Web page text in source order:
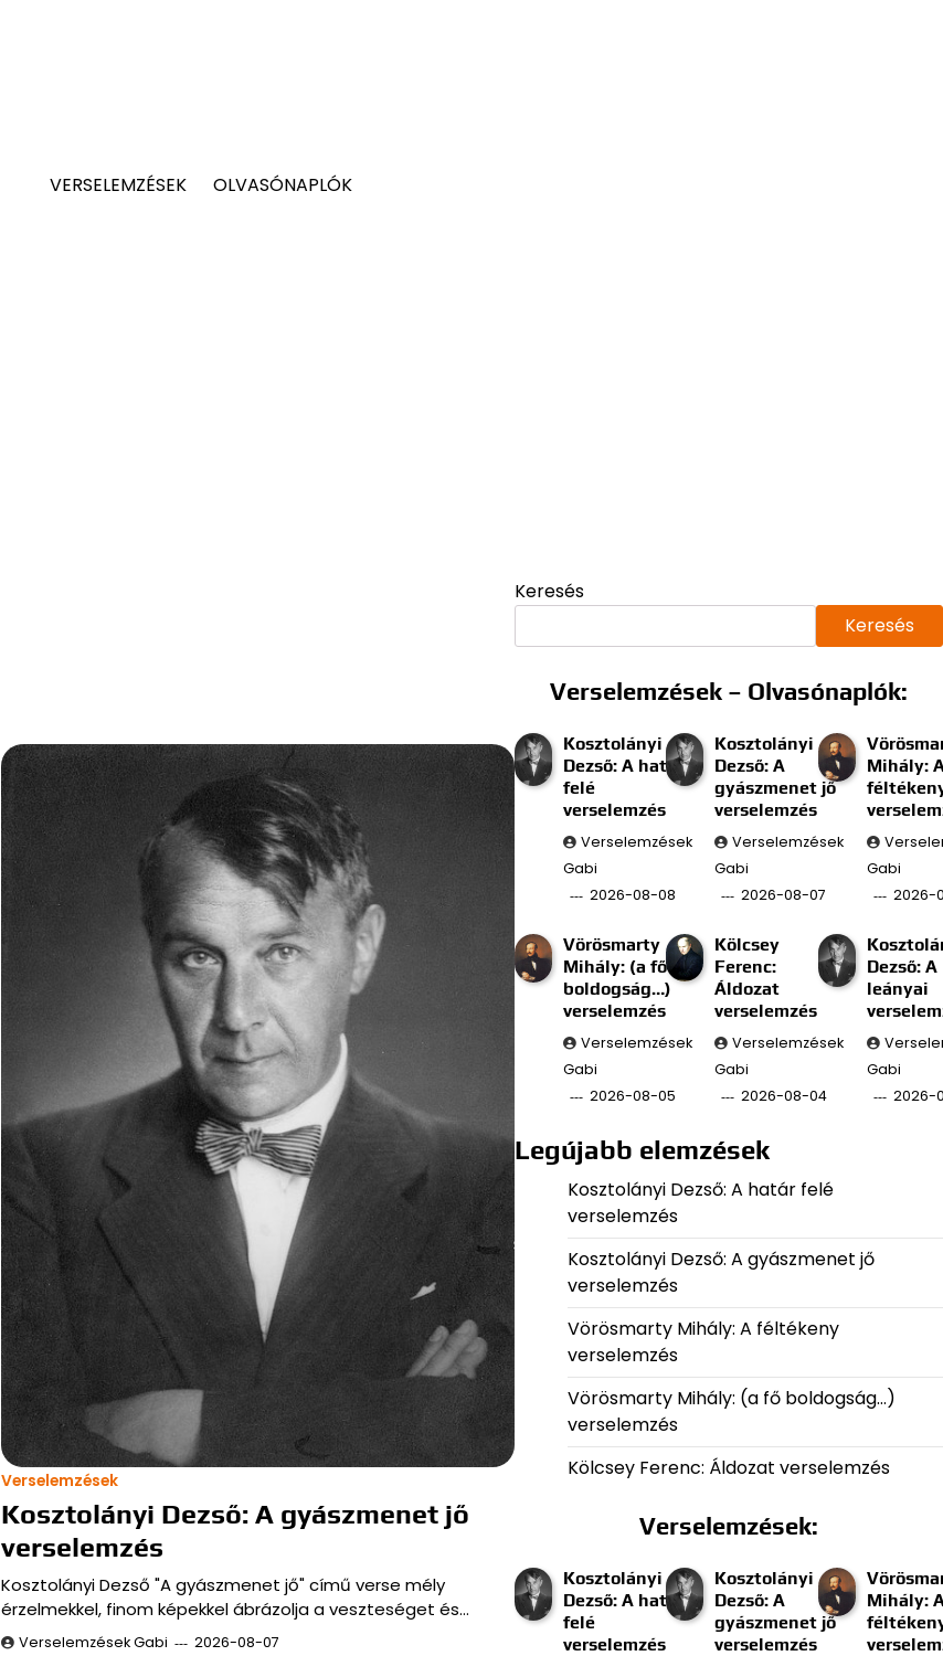
VERSELEMZÉSEK
OLVASÓNAPLÓK
Verselemzések
Kosztolányi Dezső: A gyászmenet jő
verselemzés
Kosztolányi Dezső "A gyászmenet jő" című verse mély
érzelmekkel, finom képekkel ábrázolja a veszteséget és…
Verselemzések Gabi 2026-08-07
Keresés
Keresés
Verselemzések – Olvasónaplók:
Kosztolányi
Dezső: A határ
felé
verselemzés
Verselemzések
Gabi
2026-08-08
Kosztolányi
Dezső: A
gyászmenet jő
verselemzés
Verselemzések
Gabi
2026-08-07
Mihály:
Gabi
2026-
Vörösmarty
Mihály: (a fő
boldogság…)
verselemzés
Verselemzések
Gabi
2026-08-05
Kölcsey
Ferenc:
Áldozat
verselemzés
Verselemzések
Gabi
2026-08-04
Dezső:
leányai
Gabi
2026-
Legújabb elemzések
Kosztolányi Dezső: A határ felé
verselemzés
Kosztolányi Dezső: A gyászmenet jő
verselemzés
Vörösmarty Mihály: A féltékeny
verselemzés
Vörösmarty Mihály: (a fő boldogság…)
verselemzés
Kölcsey Ferenc: Áldozat verselemzés
Verselemzések:
Kosztolányi
Dezső: A határ
felé
verselemzés
Kosztolányi
Dezső: A
gyászmenet jő
verselemzés
Mihály: